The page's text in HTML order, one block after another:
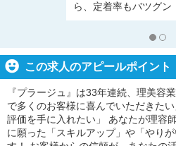
ら、定着率もバツグン
この求人のアピールポイント
『プラージュ』は33年連続、理美容
で多くのお客様に喜んでいただきた
評価を手に入れたい」 あなたが理容
に願った「スキルアップ」や「やり